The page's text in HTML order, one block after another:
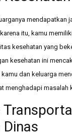
mendapatkan
itu, kamu
kesehatan yang
kesehatan ini
dan keluarga
menghadapi masalah
Dinas